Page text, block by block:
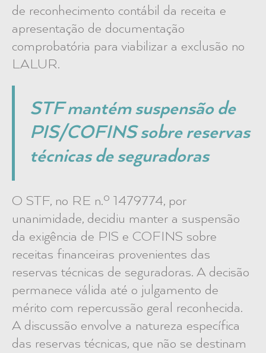
de reconhecimento contábil da receita e
apresentação de documentação
comprobatória para viabilizar a exclusão no
LALUR.
STF mantém suspensão de
PIS/COFINS sobre reservas
técnicas de seguradoras
O STF, no RE n.º 1479774, por
unanimidade, decidiu manter a suspensão
da exigência de PIS e COFINS sobre
receitas financeiras provenientes das
reservas técnicas de seguradoras. A decisão
permanece válida até o julgamento de
mérito com repercussão geral reconhecida.
A discussão envolve a natureza específica
das reservas técnicas, que não se destinam